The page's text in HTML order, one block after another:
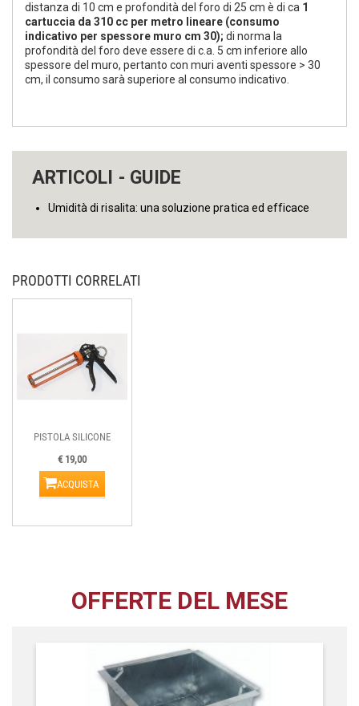
distanza di 10 cm e profondità del foro di 25 cm è di ca 1
cartuccia da 310 cc per metro lineare (consumo
indicativo per spessore muro cm 30); di norma la
profondità del foro deve essere di c.a. 5 cm inferiore allo
spessore del muro, pertanto con muri aventi spessore > 30
cm, il consumo sarà superiore al consumo indicativo.
ARTICOLI - GUIDE
Umidità di risalita: una soluzione pratica ed efficace
PRODOTTI CORRELATI
PISTOLA SILICONE
€ 19,00
ACQUISTA
OFFERTE DEL MESE